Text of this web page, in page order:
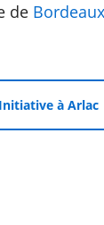
de
à Arlac